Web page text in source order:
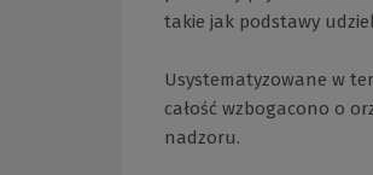
takie jak podstawy
Usystematyzowane w
całość wzbogacono o
nadzoru.